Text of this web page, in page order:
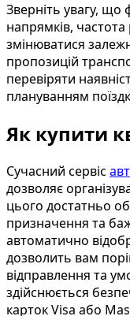
Зверніть увагу, що
напрямків, частота
змінюватися
пропозицій
перевіряти
плануванням
Як купити
Сучасний сервіс
дозволяє
цього достатньо
призначення та
автоматично
дозволить вам
відправлення та
здійснюється
карток Visa або